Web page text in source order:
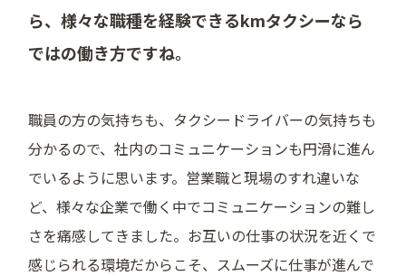
ら、様々な職種を経験できるkmタクシーなら
ではの働き方ですね。
職員の方の気持ちも、タクシードライバーの気持ちも
分かるので、社内のコミュニケーションも円滑に進ん
でいるように思います。営業職と現場のすれ違いな
ど、様々な企業で働く中でコミュニケーションの難し
さを痛感してきました。お互いの仕事の状況を近くで
感じられる環境だからこそ、スムーズに仕事が進んで